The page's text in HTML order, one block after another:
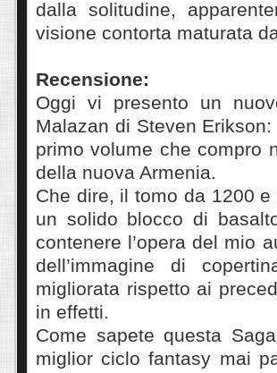
dalla solitudine,
visione contorta maturata
Recensione:
Oggi vi presento un
Malazan di Steven
primo volume che compro
della nuova Armenia.
Che dire, il tomo da 1200
un solido blocco di
contenere l’opera del mio
dell’immagine di
migliorata rispetto ai
in effetti.
Come sapete questa
miglior ciclo fantasy mai